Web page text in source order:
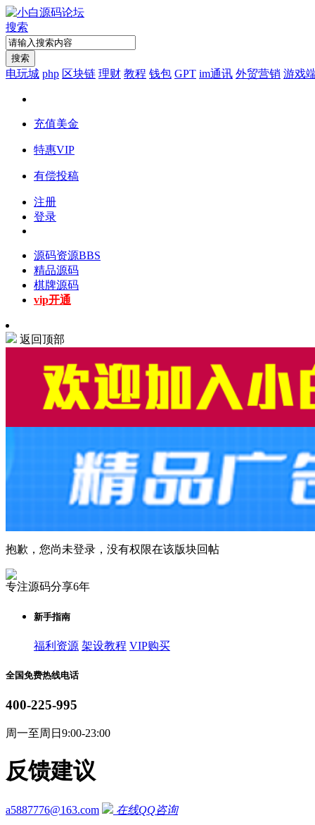
搜索
搜索
电玩城 php 区块链 理财 教程 钱包 GPT im通讯 外贸营销 游戏
充值美金
特惠VIP
有偿投稿
注册
登录
源码资源BBS
精品源码
棋牌源码
vip开通
返回顶部
抱歉，您尚未登录，没有权限在该版块回帖
专注源码分享6年
新手指南
福利资源 架设教程 VIP购买
全国免费热线电话
400-225-995
周一至周日9:00-23:00
反馈建议
a5887776@163.com 在线QQ咨询